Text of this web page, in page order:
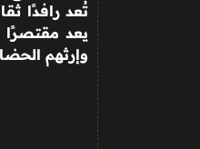
تُعد رافدًا
يعد مقتصرًا
وإرثهم